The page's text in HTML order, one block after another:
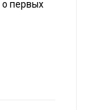
о первых